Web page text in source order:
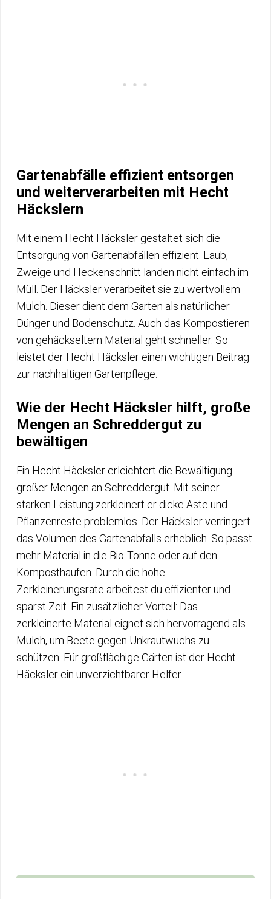
Gartenabfälle effizient entsorgen
und weiterverarbeiten mit Hecht
Häckslern
Mit einem Hecht Häcksler gestaltet sich die
Entsorgung von Gartenabfällen effizient. Laub,
Zweige und Heckenschnitt landen nicht einfach im
Müll. Der Häcksler verarbeitet sie zu wertvollem
Mulch. Dieser dient dem Garten als natürlicher
Dünger und Bodenschutz. Auch das Kompostieren
von gehäckseltem Material geht schneller. So
leistet der Hecht Häcksler einen wichtigen Beitrag
zur nachhaltigen Gartenpflege.
Wie der Hecht Häcksler hilft, große
Mengen an Schreddergut zu
bewältigen
Ein Hecht Häcksler erleichtert die Bewältigung
großer Mengen an Schreddergut. Mit seiner
starken Leistung zerkleinert er dicke Äste und
Pflanzenreste problemlos. Der Häcksler verringert
das Volumen des Gartenabfalls erheblich. So passt
mehr Material in die Bio-Tonne oder auf den
Komposthaufen. Durch die hohe
Zerkleinerungsrate arbeitest du effizienter und
sparst Zeit. Ein zusätzlicher Vorteil: Das
zerkleinerte Material eignet sich hervorragend als
Mulch, um Beete gegen Unkrautwuchs zu
schützen. Für großflächige Gärten ist der Hecht
Häcksler ein unverzichtbarer Helfer.